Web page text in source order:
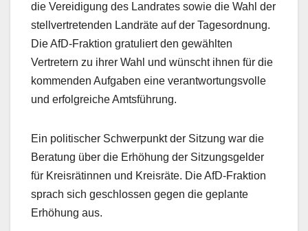
die Vereidigung des Landrates sowie die Wahl der
stellvertretenden Landräte auf der Tagesordnung.
Die AfD-Fraktion gratuliert den gewählten
Vertretern zu ihrer Wahl und wünscht ihnen für die
kommenden Aufgaben eine verantwortungsvolle
und erfolgreiche Amtsführung.
Ein politischer Schwerpunkt der Sitzung war die
Beratung über die Erhöhung der Sitzungsgelder
für Kreisrätinnen und Kreisräte. Die AfD-Fraktion
sprach sich geschlossen gegen die geplante
Erhöhung aus.